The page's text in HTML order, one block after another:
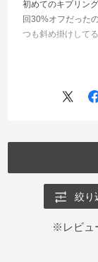
初めてのキプリン
回30%オフだった
つも斜め掛けして
軽いうえに、たく
持ち手も差し色に
とてもよい買い物
絞り
※レビュ